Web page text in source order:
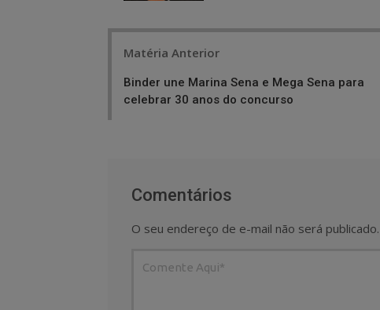
Matéria Anterior
Binder une Marina Sena e Mega Sena para
celebrar 30 anos do concurso
Comentários
O seu endereço de e-mail não será publicado.